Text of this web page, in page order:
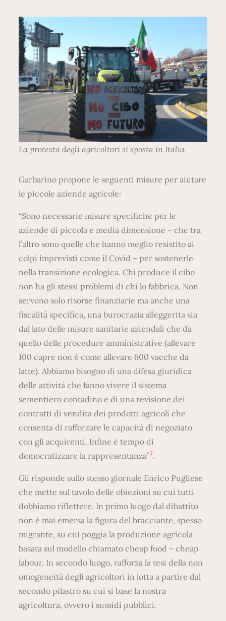
La protesta degli agricoltori si sposta in Italia
Garbarino propone le seguenti misure per aiutare
le piccole aziende agricole:
“Sono necessarie misure specifiche per le
aziende di piccola e media dimensione – che tra
l’altro sono quelle che hanno meglio resistito ai
colpi imprevisti come il Covid – per sostenerle
nella transizione ecologica. Chi produce il cibo
non ha gli stessi problemi di chi lo fabbrica. Non
servono solo risorse finanziarie ma anche una
fiscalità specifica, una burocrazia alleggerita sia
dal lato delle misure sanitarie aziendali che da
quello delle procedure amministrative (allevare
100 capre non è come allevare 600 vacche da
latte). Abbiamo bisogno di una difesa giuridica
delle attività che fanno vivere il sistema
sementiero contadino e di una revisione dei
contratti di vendita dei prodotti agricoli che
consenta di rafforzare le capacità di negoziato
con gli acquirenti. Infine è tempo di
democratizzare la rappresentanza”7.
Gli risponde sullo stesso giornale Enrico Pugliese
che mette sul tavolo delle obiezioni su cui tutti
dobbiamo riflettere. In primo luogo dal dibattito
non è mai emersa la figura del bracciante, spesso
migrante, su cui poggia la produzione agricola
basata sul modello chiamato cheap food – cheap
labour. In secondo luogo, rafforza la tesi della non
omogeneità degli agricoltori in lotta a partire dal
secondo pilastro su cui si base la nostra
agricoltura, ovvero i sussidi pubblici.